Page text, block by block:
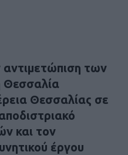
αντιμετώπιση των
Θεσσαλία
Θεσσαλίας σε
και τον
έργου